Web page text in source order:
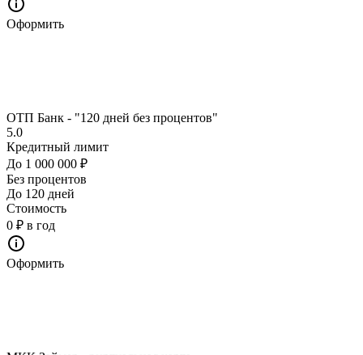
Оформить
ОТП Банк - "120 дней без процентов"
5.0
Кредитный лимит
До 1 000 000 ₽
Без процентов
До 120 дней
Стоимость
0 ₽ в год
Оформить